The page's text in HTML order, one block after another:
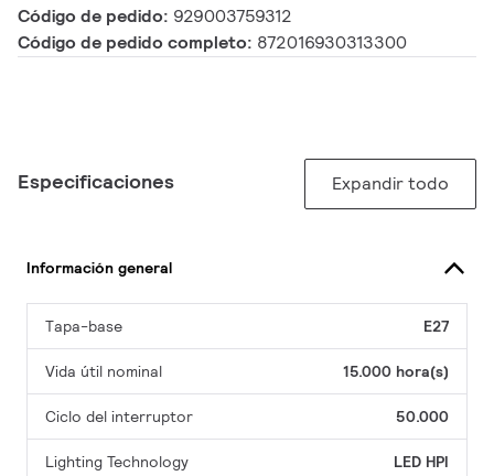
Código de pedido: 929003759312
Código de pedido completo: 872016930313300
Especificaciones Expandir todo
Información general
Tapa-base E27
Vida útil nominal 15.000 hora(s)
Ciclo del interruptor 50.000
Lighting Technology LED HPI